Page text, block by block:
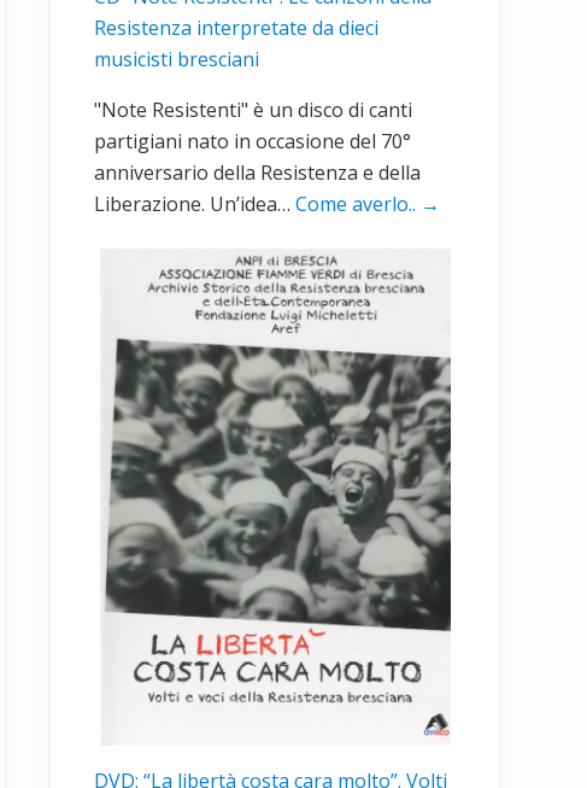
Resistenza interpretate da dieci
musicisti bresciani
"Note Resistenti" è un disco di canti
partigiani nato in occasione del 70°
anniversario della Resistenza e della
Liberazione. Un’idea… Come averlo.. →
DVD: “La libertà costa cara molto”. Volti